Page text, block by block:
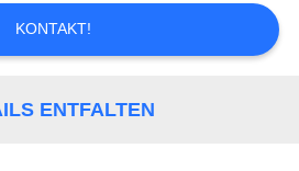
KONTAKT!
ENTFALTEN